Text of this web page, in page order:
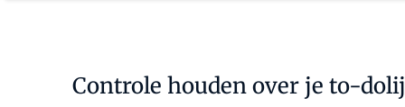
Controle houden over je to-